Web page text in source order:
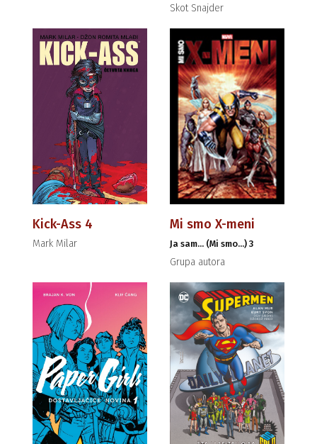
Skot Snajder
Kick-Ass 4
Mark Milar
Mi smo X-meni
Ja sam... (Mi smo...) 3
Grupa autora